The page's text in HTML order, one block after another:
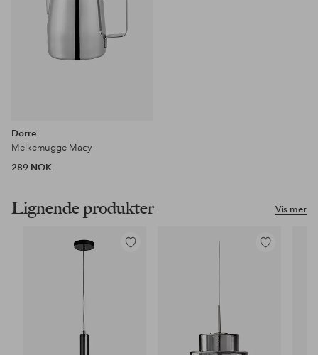
Dorre
Melkemugge Macy
289 NOK
Vis mer
Lignende produkter
Legg
Legg